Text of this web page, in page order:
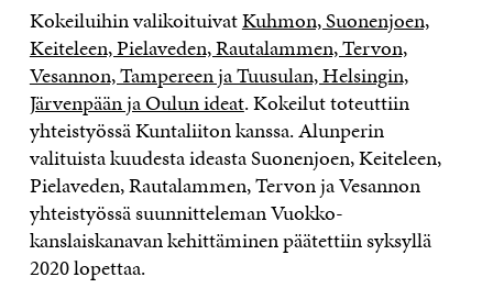
Kokeiluihin valikoituivatKuhmon, Suonenjoen,
Keiteleen, Pielaveden, Rautalammen, Tervon,
Vesannon, Tampereen ja Tuusulan, Helsingin,
Järvenpään ja Oulun ideat. Kokeilut toteuttiin
yhteistyössä Kuntaliiton kanssa. Alunperin
valituista kuudesta ideasta Suonenjoen, Keiteleen,
Pielaveden, Rautalammen, Tervon ja Vesannon
yhteistyössä suunnitteleman Vuokko-
kanslaiskanavan kehittäminen päätettiin syksyllä
2020 lopettaa.